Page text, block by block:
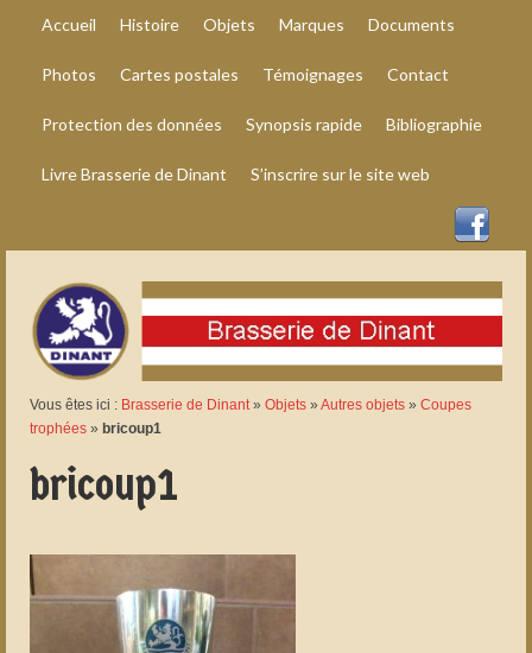
Accueil Histoire Objets Marques Documents
Photos Cartes postales Témoignages Contact
Protection des données Synopsis rapide Bibliographie
Livre Brasserie de Dinant S’inscrire sur le site web
Vous êtes ici : Brasserie de Dinant» Objets » Autres objets » Coupes
trophées » bricoup1
bricoup1